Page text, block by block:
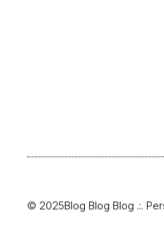
© 2025Blog Blog Blog .:.